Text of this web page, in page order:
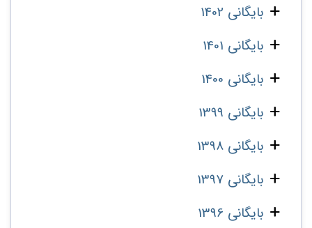
بایگانی 1402
بایگانی 1401
بایگانی 1400
بایگانی 1399
بایگانی 1398
بایگانی 1397
بایگانی 1396